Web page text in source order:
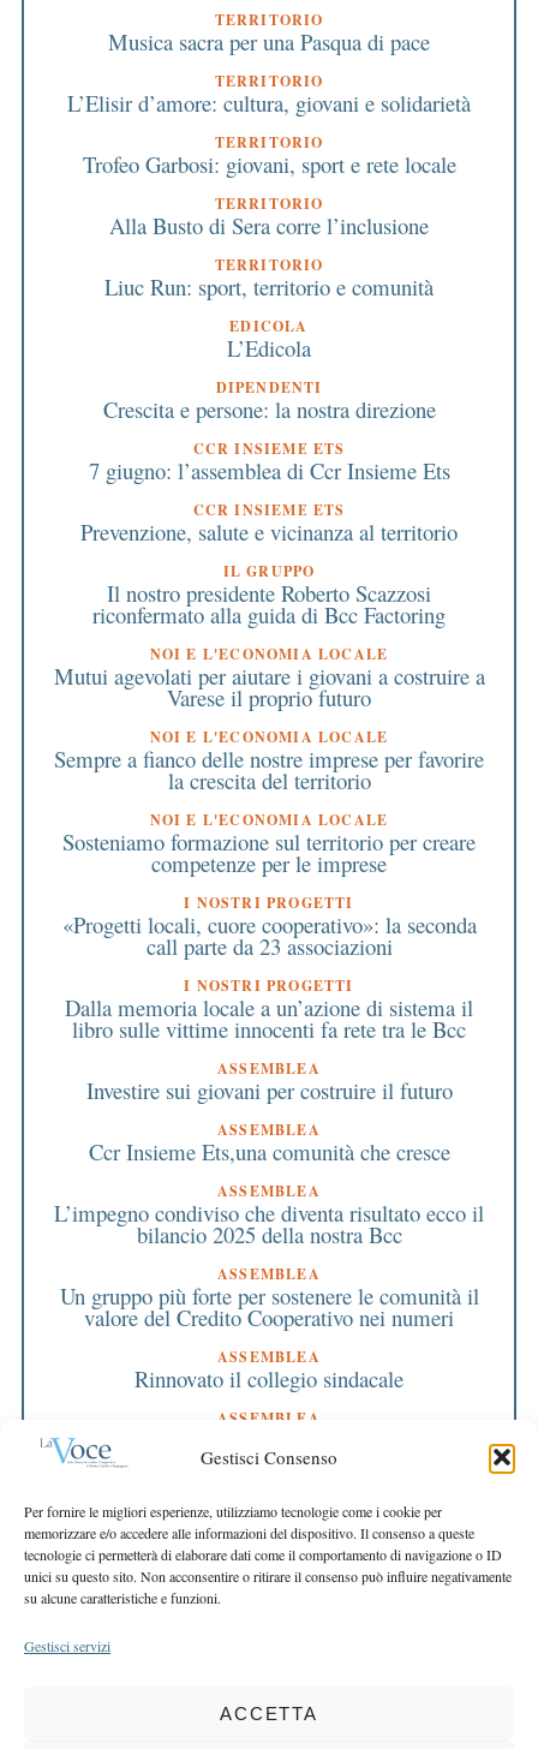
Gestisci Consenso
Per fornire le migliori esperienze, utilizziamo tecnologie come i cookie per
memorizzare e/o accedere alle informazioni del dispositivo. Il consenso a queste
tecnologie ci permetterà di elaborare dati come il comportamento di navigazione o ID
unici su questo sito. Non acconsentire o ritirare il consenso può influire negativamente
su alcune caratteristiche e funzioni.
Gestisci servizi
ACCETTA
TERRITORIO
Musica sacra per una Pasqua di pace
TERRITORIO
L’Elisir d’amore: cultura, giovani e solidarietà
TERRITORIO
Trofeo Garbosi: giovani, sport e rete locale
TERRITORIO
Alla Busto di Sera corre l’inclusione
TERRITORIO
Liuc Run: sport, territorio e comunità
EDICOLA
L’Edicola
DIPENDENTI
Crescita e persone: la nostra direzione
CCR INSIEME ETS
7 giugno: l’assemblea di Ccr Insieme Ets
CCR INSIEME ETS
Prevenzione, salute e vicinanza al territorio
IL GRUPPO
Il nostro presidente Roberto Scazzosi
riconfermato alla guida di Bcc Factoring
NOI E L'ECONOMIA LOCALE
Mutui agevolati per aiutare i giovani a costruire a
Varese il proprio futuro
NOI E L'ECONOMIA LOCALE
Sempre a fianco delle nostre imprese per favorire
la crescita del territorio
NOI E L'ECONOMIA LOCALE
Sosteniamo formazione sul territorio per creare
competenze per le imprese
I NOSTRI PROGETTI
«Progetti locali, cuore cooperativo»: la seconda
call parte da 23 associazioni
I NOSTRI PROGETTI
Dalla memoria locale a un’azione di sistema il
libro sulle vittime innocenti fa rete tra le Bcc
ASSEMBLEA
Investire sui giovani per costruire il futuro
ASSEMBLEA
Ccr Insieme Ets,una comunità che cresce
ASSEMBLEA
L’impegno condiviso che diventa risultato ecco il
bilancio 2025 della nostra Bcc
ASSEMBLEA
Un gruppo più forte per sostenere le comunità il
valore del Credito Cooperativo nei numeri
ASSEMBLEA
Rinnovato il collegio sindacale
ASSEMBLEA
Bilancio approvato all’unanimità e 2 milioni
destinati al territorio
EDITORIALE DIRETTORE
Crescere restando riconoscibili
EDITORIALE PRESIDENTE
Costruire futuro insieme
COPYRIGHT 2025 LA VOCE |PRIVACY